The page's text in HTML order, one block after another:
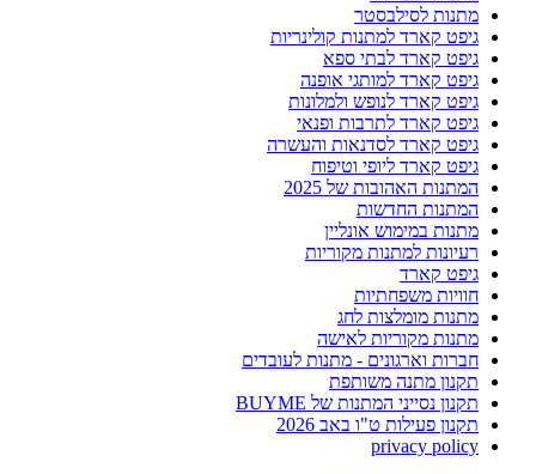
מתנות לסילבסטר
גיפט קארד למתנות קולינריות
גיפט קארד לבתי ספא
גיפט קארד למותגי אופנה
גיפט קארד לנופש ולמלונות
גיפט קארד לתרבות ופנאי
גיפט קארד לסדנאות והעשרה
גיפט קארד ליופי וטיפוח
המתנות האהובות של 2025
המתנות החדשות
מתנות במימוש אונליין
רעיונות למתנות מקוריות
גיפט קארד
חוויות משפחתיות
מתנות מומלצות לחג
מתנות מקוריות לאישה
חברות וארגונים - מתנות לעובדים
תקנון מתנה משותפת
תקנון נסייני המתנות של BUYME
תקנון פעילות ט"ו באב 2026
privacy policy